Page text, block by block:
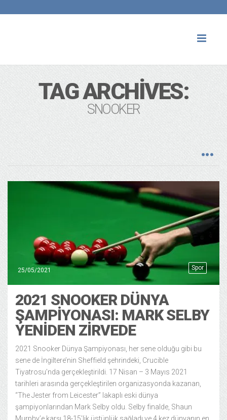
TAG ARCHIVES:
SNOOKER
Spor
25/05/2021
2021 SNOOKER DÜNYA
ŞAMPİYONASI: MARK SELBY
YENİDEN ZİRVEDE
2021 Snooker Dünya Şampiyonası, her sene olduğu gibi bu
sene de İngiltere’nin Sheffield şehrindeki, Crucible
Tiyatrosu’nda gerçekleştirildi. 17 Nisan – 3 Mayıs 2021
tarihleri arasında gerçekleştirilen organizasyonda kazanan,
“The Jester from Leicester” lakaplı eski dünya
şampiyonlarından Mark Selby oldu. Selby finalde, Shaun
Murphy’e karşı 18-15’lik üstünlük sağladı ve 4.kez dünyanın en